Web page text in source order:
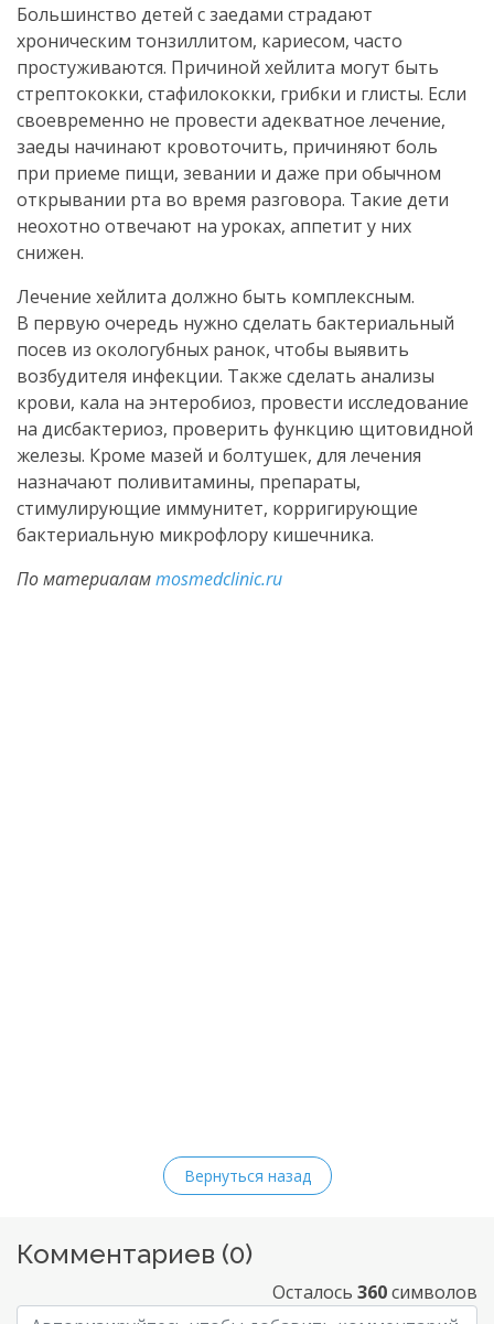
Большинство детей с заедами страдают
хроническим тонзиллитом, кариесом, часто
простуживаются. Причиной хейлита могут быть
стрептококки, стафилококки, грибки и глисты. Если
своевременно не провести адекватное лечение,
заеды начинают кровоточить, причиняют боль
при приеме пищи, зевании и даже при обычном
открывании рта во время разговора. Такие дети
неохотно отвечают на уроках, аппетит у них
снижен.
Лечение хейлита должно быть комплексным.
В первую очередь нужно сделать бактериальный
посев из окологубных ранок, чтобы выявить
возбудителя инфекции. Также сделать анализы
крови, кала на энтеробиоз, провести исследование
на дисбактериоз, проверить функцию щитовидной
железы. Кроме мазей и болтушек, для лечения
назначают поливитамины, препараты,
стимулирующие иммунитет, корригирующие
бактериальную микрофлору кишечника.
По материаламmosmedclinic.ru
Вернуться назад
Комментариев (0)
Осталось 360символов